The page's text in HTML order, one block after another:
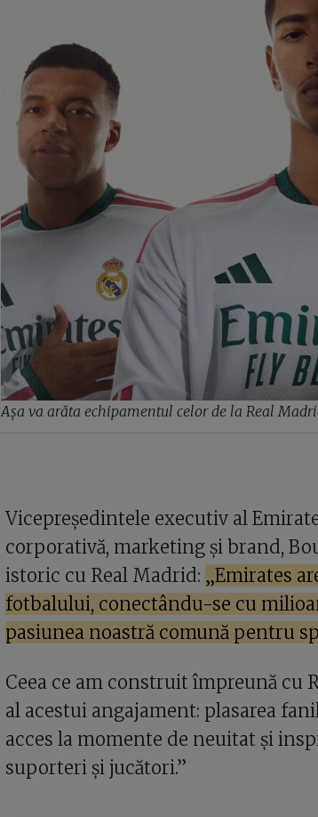
Așa va arăta echipamentul celor de la Real
Vicepreședintele executiv al
corporativă, marketing și brand,
istoric cu Real Madrid: „Emirates
fotbalului, conectându-se cu
pasiunea noastră comună pentru
Ceea ce am construit împreună cu
al acestui angajament: plasarea
acces la momente de neuitat și
suporteri și jucători.”